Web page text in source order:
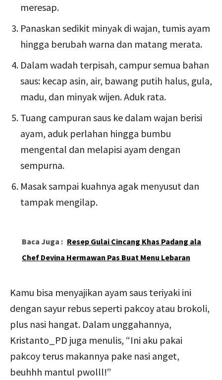
meresap.
Panaskan sedikit minyak di wajan, tumis ayam
hingga berubah warna dan matang merata.
Dalam wadah terpisah, campur semua bahan
saus: kecap asin, air, bawang putih halus, gula,
madu, dan minyak wijen. Aduk rata.
Tuang campuran saus ke dalam wajan berisi
ayam, aduk perlahan hingga bumbu
mengental dan melapisi ayam dengan
sempurna.
Masak sampai kuahnya agak menyusut dan
tampak mengilap.
Baca Juga : Resep Gulai Cincang Khas Padang ala
Chef Devina Hermawan Pas Buat Menu Lebaran
Kamu bisa menyajikan ayam saus teriyaki ini
dengan sayur rebus seperti pakcoy atau brokoli,
plus nasi hangat. Dalam unggahannya,
Kristanto_PD juga menulis, “Ini aku pakai
pakcoy terus makannya pake nasi anget,
beuhhh mantul pwolll!”